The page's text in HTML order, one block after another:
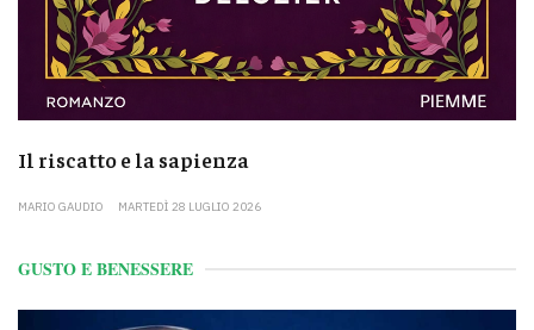
Il riscatto e la sapienza
MARIO GAUDIO MARTEDÌ 28 LUGLIO 2026
GUSTO E BENESSERE